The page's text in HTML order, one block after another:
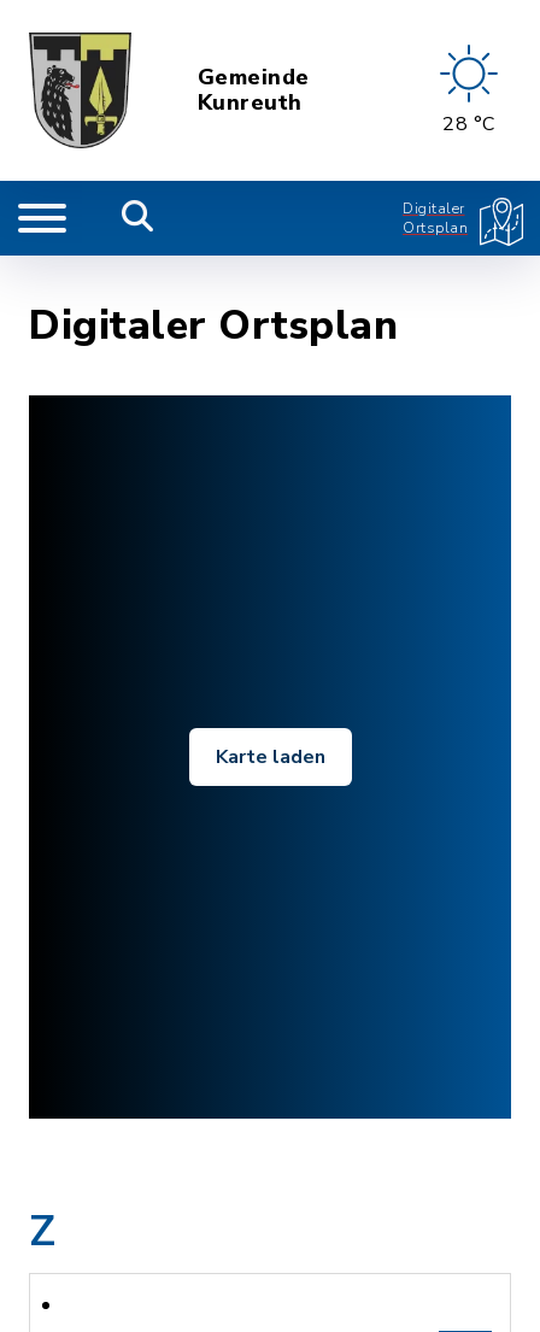
Gemeinde
Kunreuth
28 °C
Digitaler
Ortsplan
Digitaler Ortsplan
Karte laden
Z